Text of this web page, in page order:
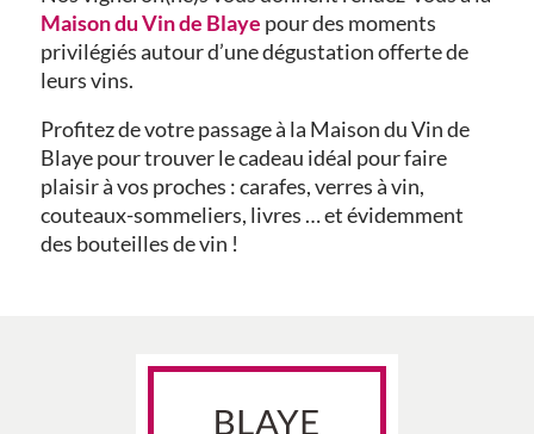
Maison du Vin de Blaye pour des moments
privilégiés autour d’une dégustation offerte de
leurs vins.
Profitez de votre passage à la Maison du Vin de
Blaye pour trouver le cadeau idéal pour faire
plaisir à vos proches : carafes, verres à vin,
couteaux-sommeliers, livres … et évidemment
des bouteilles de vin !